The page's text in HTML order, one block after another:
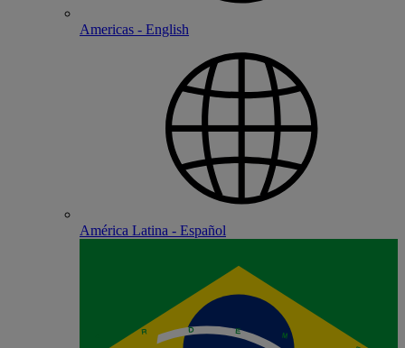
Americas - English
América Latina - Español